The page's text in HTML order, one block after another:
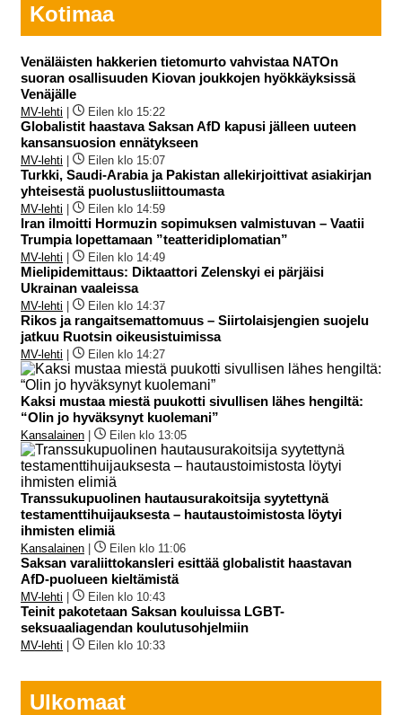
Kotimaa
Venäläisten hakkerien tietomurto vahvistaa NATOn
suoran osallisuuden Kiovan joukkojen hyökkäyksissä
Venäjälle
MV-lehti Eilen klo 15:22
Globalistit haastava Saksan AfD kapusi jälleen uuteen
kansansuosion ennätykseen
MV-lehti Eilen klo 15:07
Turkki, Saudi-Arabia ja Pakistan allekirjoittivat asiakirjan
yhteisestä puolustusliittoumasta
MV-lehti Eilen klo 14:59
Iran ilmoitti Hormuzin sopimuksen valmistuvan – Vaatii
Trumpia lopettamaan ”teatteridiplomatian”
MV-lehti Eilen klo 14:49
Mielipidemittaus: Diktaattori Zelenskyi ei pärjäisi
Ukrainan vaaleissa
MV-lehti Eilen klo 14:37
Rikos ja rangaitsemattomuus – Siirtolaisjengien suojelu
jatkuu Ruotsin oikeusistuimissa
MV-lehti Eilen klo 14:27
Kaksi mustaa miestä puukotti sivullisen lähes hengiltä:
“Olin jo hyväksynyt kuolemani”
Kansalainen Eilen klo 13:05
Transsukupuolinen hautausurakoitsija syytettynä
testamenttihuijauksesta – hautaustoimistosta löytyi
ihmisten elimiä
Kansalainen Eilen klo 11:06
Saksan varaliittokansleri esittää globalistit haastavan
AfD-puolueen kieltämistä
MV-lehti Eilen klo 10:43
Teinit pakotetaan Saksan kouluissa LGBT-
seksuaaliagendan koulutusohjelmiin
MV-lehti Eilen klo 10:33
Ulkomaat